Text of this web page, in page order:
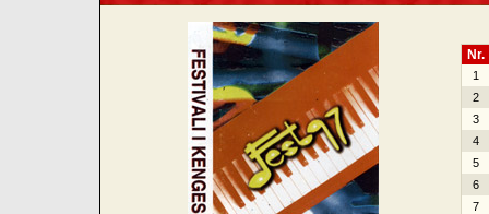
Nr.
1
2
3
4
5
6
7